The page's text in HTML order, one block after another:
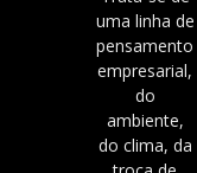
uma linha de
pensamento
empresarial,
do
ambiente,
do clima, da